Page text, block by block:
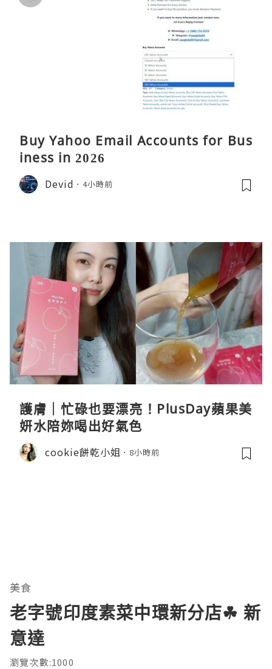
Buy Yahoo Email Accounts for Bus
iness in 2026
Devid 4小時前
護膚｜忙碌也要漂亮！PlusDay蘋果美
妍水陪妳喝出好氣色
cookie餅乾小姐 8小時前
美食
老字號印度素菜中環新分店☘ 新
意達
瀏覽次數:1000